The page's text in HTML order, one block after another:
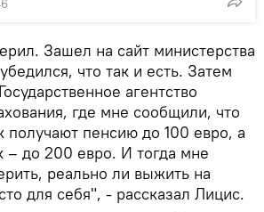
Зашел на сайт министерства
что так и есть. Затем
агентство
где мне сообщили, что
получают пенсию до 100 евро, а
– до 200 евро. И тогда мне
реально ли выжить на
для себя", - рассказал Лицис.